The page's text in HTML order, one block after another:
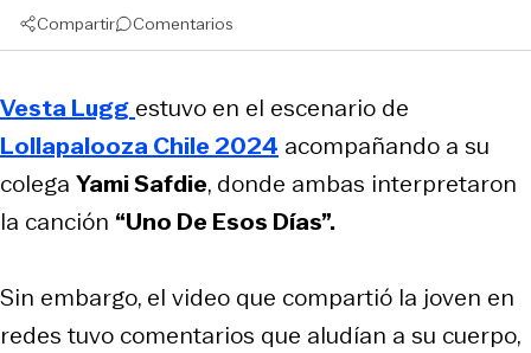
Compartir Comentarios
Vesta Lugg estuvo en el escenario de
Lollapalooza Chile 2024 acompañando a su
colega Yami Safdie, donde ambas interpretaron
la canción “Uno De Esos Días”.
Sin embargo, el video que compartió la joven en
redes tuvo comentarios que aludían a su cuerpo,